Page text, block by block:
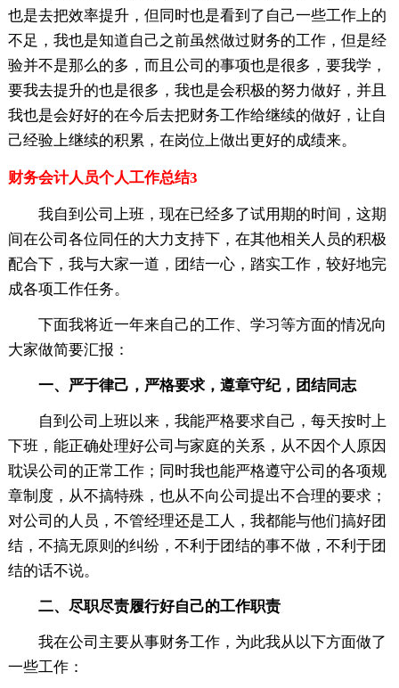
也是去把效率提升，但同时也是看到了自己一些工作上的
不足，我也是知道自己之前虽然做过财务的工作，但是经
验并不是那么的多，而且公司的事项也是很多，要我学，
要我去提升的也是很多，我也是会积极的努力做好，并且
我也是会好好的在今后去把财务工作给继续的做好，让自
己经验上继续的积累，在岗位上做出更好的成绩来。
财务会计人员个人工作总结3
我自到公司上班，现在已经多了试用期的时间，这期
间在公司各位同任的大力支持下，在其他相关人员的积极
配合下，我与大家一道，团结一心，踏实工作，较好地完
成各项工作任务。
下面我将近一年来自己的工作、学习等方面的情况向
大家做简要汇报：
一、严于律己，严格要求，遵章守纪，团结同志
自到公司上班以来，我能严格要求自己，每天按时上
下班，能正确处理好公司与家庭的关系，从不因个人原因
耽误公司的正常工作；同时我也能严格遵守公司的各项规
章制度，从不搞特殊，也从不向公司提出不合理的要求；
对公司的人员，不管经理还是工人，我都能与他们搞好团
结，不搞无原则的纠纷，不利于团结的事不做，不利于团
结的话不说。
二、尽职尽责履行好自己的工作职责
我在公司主要从事财务工作，为此我从以下方面做了
一些工作：